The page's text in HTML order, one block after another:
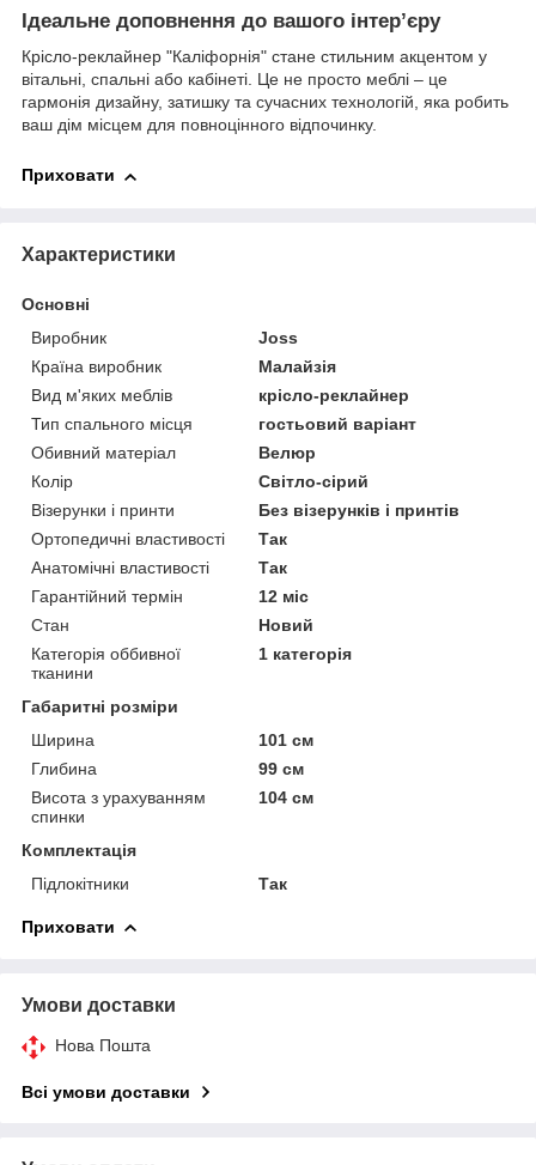
Ідеальне доповнення до вашого інтер’єру
Крісло-реклайнер "Каліфорнія" стане стильним акцентом у
вітальні, спальні або кабінеті. Це не просто меблі – це
гармонія дизайну, затишку та сучасних технологій, яка робить
ваш дім місцем для повноцінного відпочинку.
Приховати
Характеристики
Основні
Виробник
Joss
Країна виробник
Малайзія
Вид м'яких меблів
крісло-реклайнер
Тип спального місця
гостьовий варіант
Обивний матеріал
Велюр
Колір
Світло-сірий
Візерунки і принти
Без візерунків і принтів
Ортопедичні властивості
Так
Анатомічні властивості
Так
Гарантійний термін
12 міс
Стан
Новий
Категорія оббивної
тканини
1 категорія
Габаритні розміри
Ширина
101 см
Глибина
99 см
Висота з урахуванням
спинки
104 см
Комплектація
Підлокітники
Так
Приховати
Умови доставки
Нова Пошта
Всі умови доставки